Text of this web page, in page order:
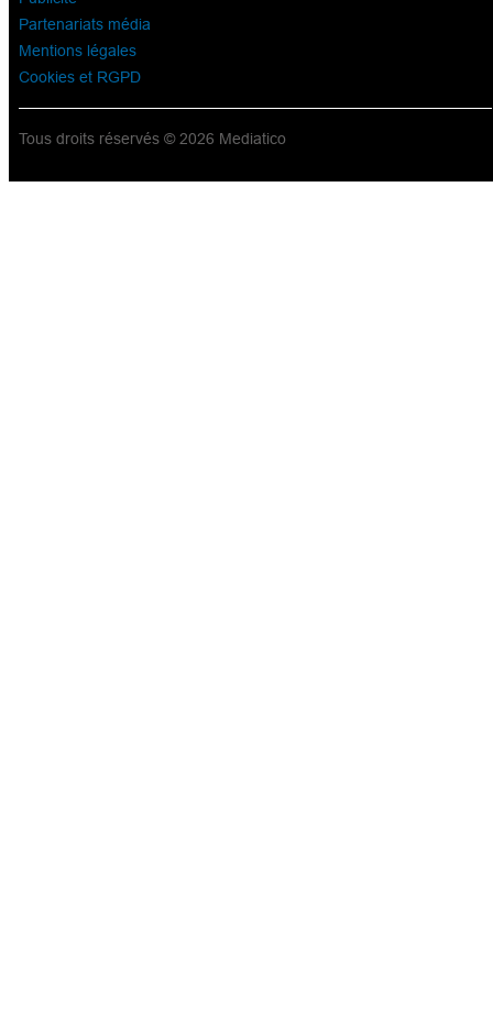
Partenariats média
Mentions légales
Cookies et RGPD
Tous droits réservés © 2026 Mediatico